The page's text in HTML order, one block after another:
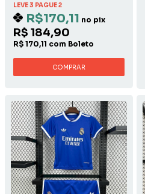
LEVE 3 PAGUE 2
R$170,11 no pix
R$ 184,90
R$ 170,11 com Boleto
COMPRAR